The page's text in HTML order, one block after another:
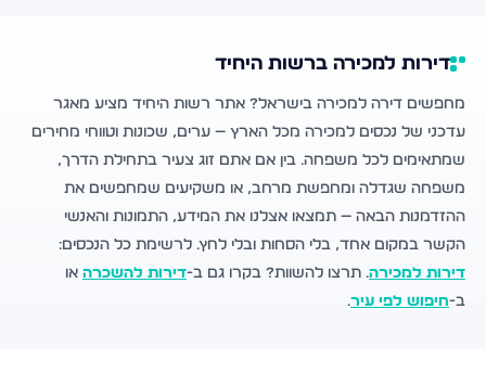
דירות למכירה ברשות היחיד
מחפשים דירה למכירה בישראל? אתר רשות היחיד מציע מאגר
עדכני של נכסים למכירה מכל הארץ — ערים, שכונות וטווחי מחירים
שמתאימים לכל משפחה. בין אם אתם זוג צעיר בתחילת הדרך,
משפחה שגדלה ומחפשת מרחב, או משקיעים שמחפשים את
ההזדמנות הבאה — תמצאו אצלנו את המידע, התמונות והאנשי
הקשר במקום אחד, בלי הסחות ובלי לחץ. לרשימת כל הנכסים:
דירות למכירה. תרצו להשוות? בקרו גם ב-דירות להשכרה או
ב-חיפוש לפי עיר.